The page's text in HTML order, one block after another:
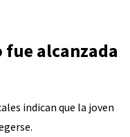
alcanzada
indican que la joven